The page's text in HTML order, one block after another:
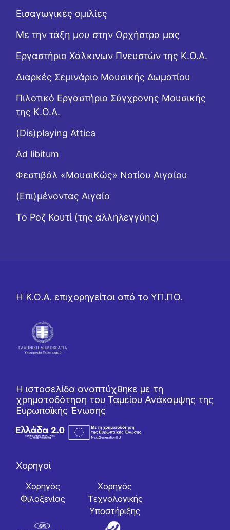
Εισαγωγικές ομιλίες
Με την τάξη μου στην Ορχήστρα μας
Εργαστήριo Χάλκινων Πνευστών της Κ.Ο.Α.
Διαρκές Σεμινάριο Μουσικής Δωματίου
Πιλοτικό Εργαστήριο Σύγχρονης Μουσικής
της Κ.Ο.Α.
(Dis)playing Attica
Ad libitum
Φεστιβάλ «ΜουσιΚώς» Νοτίου Αιγαίου
(Επι)μένοντας Αιγαίο
Το Ροζ Κουτί (της αλληλεγγύης)
Η Κ.Ο.Α. επιχορηγείται από το ΥΠ.ΠΟ.
Η ιστοσελίδα αναπτύχθηκε με τη
χρηματοδότηση του Ταμείου Ανάκαμψης της
Ευρωπαϊκής Ένωσης
Χορηγοί
Χορηγός
Φιλοξενίας
Χορηγός
Tεχνολογικής
Yποστήριξης